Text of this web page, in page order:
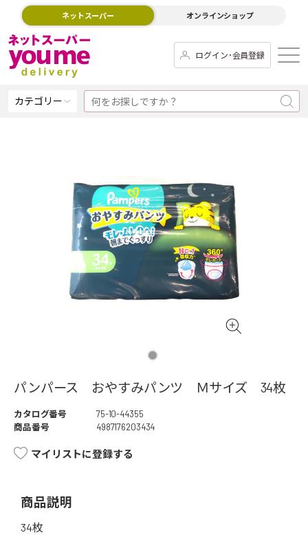
ネットスーパー オンラインショップ
ログイン･会員登録
カテゴリー
パンパース おやすみパンツ Ｍサイズ 34枚
カタログ番号
75-10-44355
商品番号
4987176203434
マイリストに登録する
商品説明
34枚